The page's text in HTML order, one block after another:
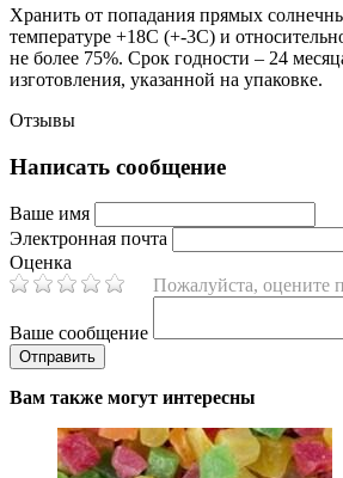
Хранить от попадания прямых
температуре +18С (+-3С) и
не более 75%. Срок годности – 24
изготовления, указанной на упаковке.
Отзывы
Написать сообщение
Ваше имя
Электронная почта
Оценка
Пожалуйста, оцените
Ваше сообщение
Вам также могут интересны